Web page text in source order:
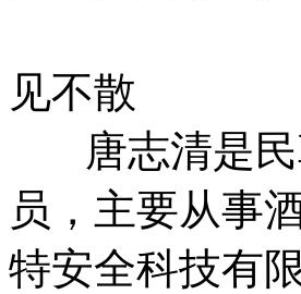
唐志清
见不散
唐志清是民
员，主要从事
特安全科技有